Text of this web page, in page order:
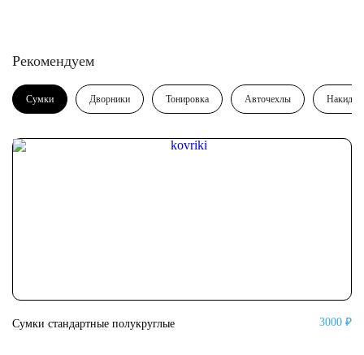
Рекомендуем
Сумки Дворники Тонировка Авточехлы Накидки
Сумки стандартные полукруглые 3000 ₽